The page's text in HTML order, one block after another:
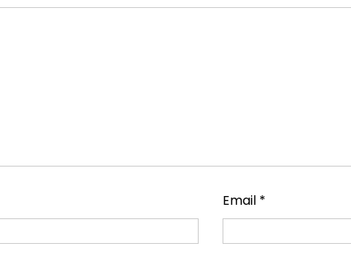
Email *